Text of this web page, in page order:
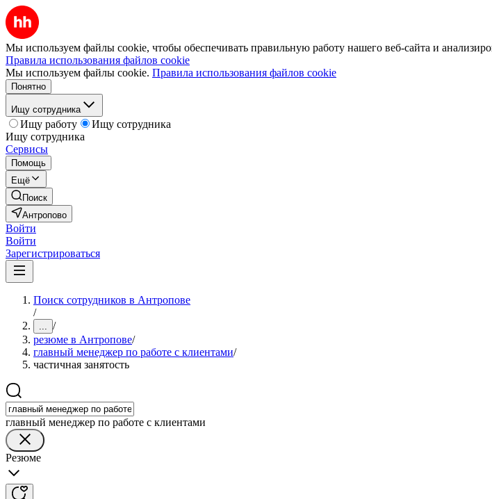
Мы используем файлы cookie, чтобы обеспечивать правильную работу нашего веб-сайта и
Правила использования файлов cookie
Мы используем файлы cookie. Правила использования файлов cookie
Понятно
Ищу сотрудника
Ищу работу
Ищу сотрудника
Ищу сотрудника
Сервисы
Помощь
Ещё
Поиск
Антропово
Войти
Войти
Зарегистрироваться
Поиск сотрудников в Антропове
/
... /
резюме в Антропове/
главный менеджер по работе с клиентами/
частичная занятость
главный менеджер по работе с клиентами
Резюме